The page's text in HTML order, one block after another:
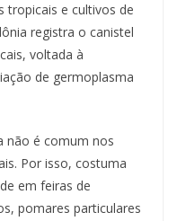
tropicais e cultivos de
registra o canistel
voltada à
de germoplasma
não é comum nos
Por isso, costuma
em feiras de
pomares particulares